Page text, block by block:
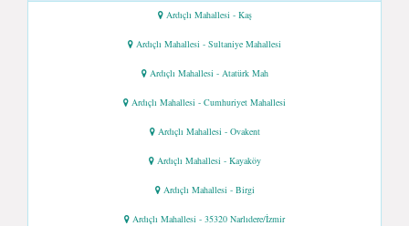
Ardıçlı Mahallesi - Kaş
Ardıçlı Mahallesi - Sultaniye Mahallesi
Ardıçlı Mahallesi - Atatürk Mah
Ardıçlı Mahallesi - Cumhuriyet Mahallesi
Ardıçlı Mahallesi - Ovakent
Ardıçlı Mahallesi - Kayaköy
Ardıçlı Mahallesi - Birgi
Ardıçlı Mahallesi - 35320 Narlıdere/İzmir